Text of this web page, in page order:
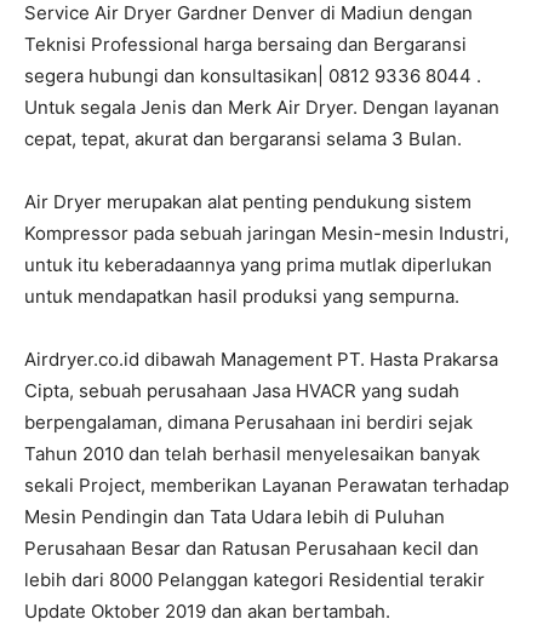
Service Air Dryer Gardner Denver di Madiun dengan
Teknisi Professional harga bersaing dan Bergaransi
segera hubungi dan konsultasikan| 0812 9336 8044 .
Untuk segala Jenis dan Merk Air Dryer. Dengan layanan
cepat, tepat, akurat dan bergaransi selama 3 Bulan.
Air Dryer merupakan alat penting pendukung sistem
Kompressor pada sebuah jaringan Mesin-mesin Industri,
untuk itu keberadaannya yang prima mutlak diperlukan
untuk mendapatkan hasil produksi yang sempurna.
Airdryer.co.id dibawah Management PT. Hasta Prakarsa
Cipta, sebuah perusahaan Jasa HVACR yang sudah
berpengalaman, dimana Perusahaan ini berdiri sejak
Tahun 2010 dan telah berhasil menyelesaikan banyak
sekali Project, memberikan Layanan Perawatan terhadap
Mesin Pendingin dan Tata Udara lebih di Puluhan
Perusahaan Besar dan Ratusan Perusahaan kecil dan
lebih dari 8000 Pelanggan kategori Residential terakir
Update Oktober 2019 dan akan bertambah.